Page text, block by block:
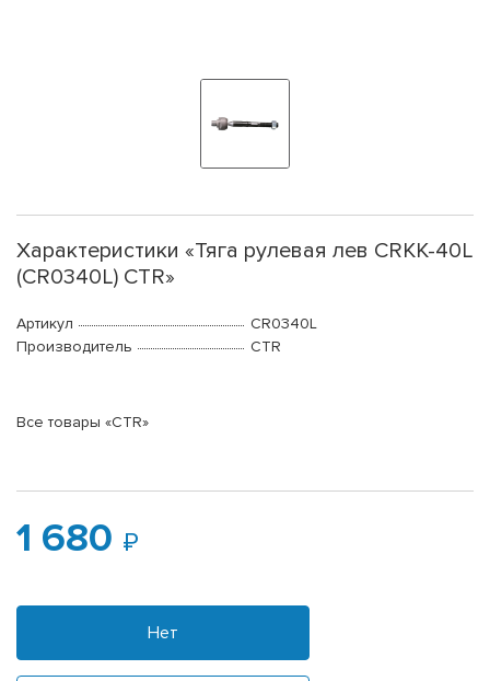
Характеристики «Тяга рулевая лев CRKK-40L
(CR0340L) CTR»
Артикул
CR0340L
Производитель
CTR
Все товары «CTR»
1 680
Нет